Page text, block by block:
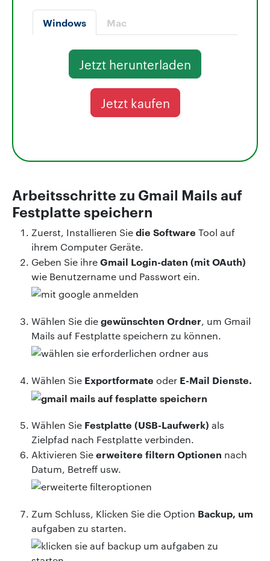
Windows Mac
Jetzt herunterladen
Jetzt kaufen
Arbeitsschritte zu Gmail Mails auf
Festplatte speichern
Zuerst, Installieren Siedie Software Tool auf
ihrem Computer Geräte.
Geben Sie ihreGmail Login-daten (mit OAuth)
wie Benutzername und Passwort ein.
Wählen Sie diegewünschten Ordner, um Gmail
Mails auf Festplatte speichern zu können.
Wählen Sie Exportformate oder E-Mail Dienste.
Wählen Sie Festplatte (USB-Laufwerk) als
Zielpfad nach Festplatte verbinden.
Aktivieren Sieerweitere filtern Optionen nach
Datum, Betreff usw.
Zum Schluss, Klicken Sie die Option Backup, um
aufgaben zu starten.